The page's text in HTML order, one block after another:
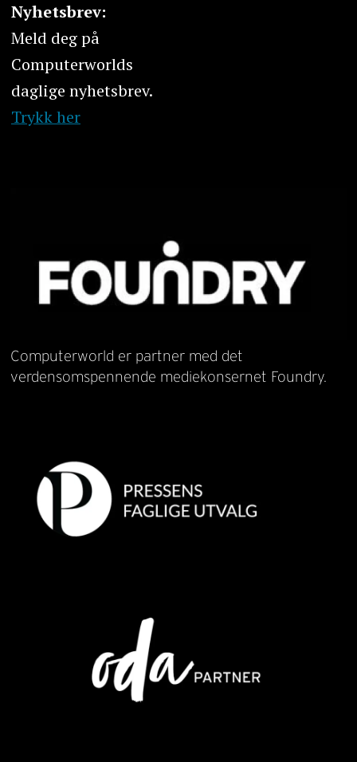
Nyhetsbrev:
Meld deg på
Computerworlds
daglige nyhetsbrev.
Trykk her
Computerworld er partner med det
verdensomspennende mediekonsernet Foundry.